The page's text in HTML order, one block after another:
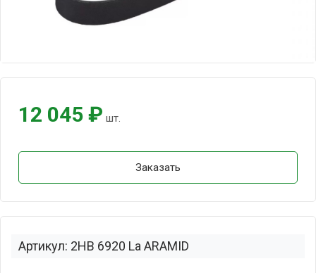
Артикул: 2HB 6920 La ARAMID
12 045 ₽ шт.
Заказать